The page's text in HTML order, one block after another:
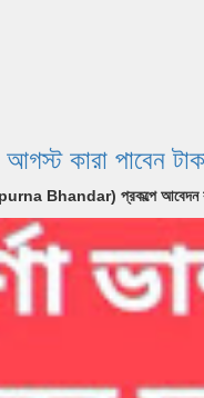
| ১৭ আগস্ট কারা
Bhandar) প্রকল্পে